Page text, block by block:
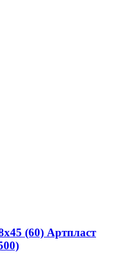
(60) Артпласт